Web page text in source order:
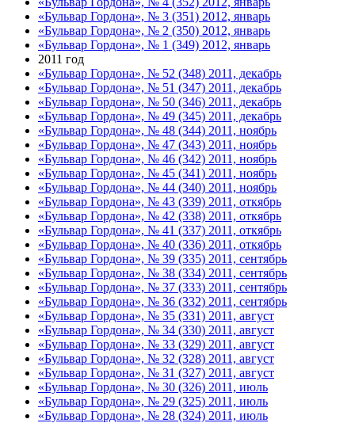
«Бульвар Гордона», № 3 (351) 2012, январь
«Бульвар Гордона», № 2 (350) 2012, январь
«Бульвар Гордона», № 1 (349) 2012, январь
2011 год
«Бульвар Гордона», № 52 (348) 2011, декабрь
«Бульвар Гордона», № 51 (347) 2011, декабрь
«Бульвар Гордона», № 50 (346) 2011, декабрь
«Бульвар Гордона», № 49 (345) 2011, декабрь
«Бульвар Гордона», № 48 (344) 2011, ноябрь
«Бульвар Гордона», № 47 (343) 2011, ноябрь
«Бульвар Гордона», № 46 (342) 2011, ноябрь
«Бульвар Гордона», № 45 (341) 2011, ноябрь
«Бульвар Гордона», № 44 (340) 2011, ноябрь
«Бульвар Гордона», № 43 (339) 2011, откябрь
«Бульвар Гордона», № 42 (338) 2011, откябрь
«Бульвар Гордона», № 41 (337) 2011, откябрь
«Бульвар Гордона», № 40 (336) 2011, откябрь
«Бульвар Гордона», № 39 (335) 2011, сентябрь
«Бульвар Гордона», № 38 (334) 2011, сентябрь
«Бульвар Гордона», № 37 (333) 2011, сентябрь
«Бульвар Гордона», № 36 (332) 2011, сентябрь
«Бульвар Гордона», № 35 (331) 2011, август
«Бульвар Гордона», № 34 (330) 2011, август
«Бульвар Гордона», № 33 (329) 2011, август
«Бульвар Гордона», № 32 (328) 2011, август
«Бульвар Гордона», № 31 (327) 2011, август
«Бульвар Гордона», № 30 (326) 2011, июль
«Бульвар Гордона», № 29 (325) 2011, июль
«Бульвар Гордона», № 28 (324) 2011, июль